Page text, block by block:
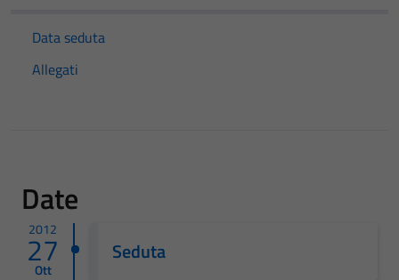
Data seduta
Allegati
Date
2012
27
Ott
Seduta